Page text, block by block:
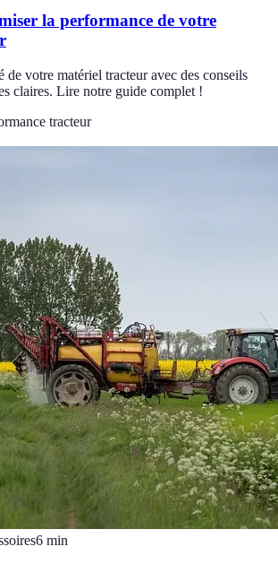
la performance de votre
votre matériel tracteur avec des conseils
claires. Lire notre guide complet !
tracteur
6 min